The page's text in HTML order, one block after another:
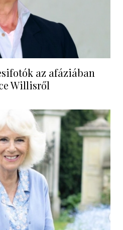
az afáziában
Willisről